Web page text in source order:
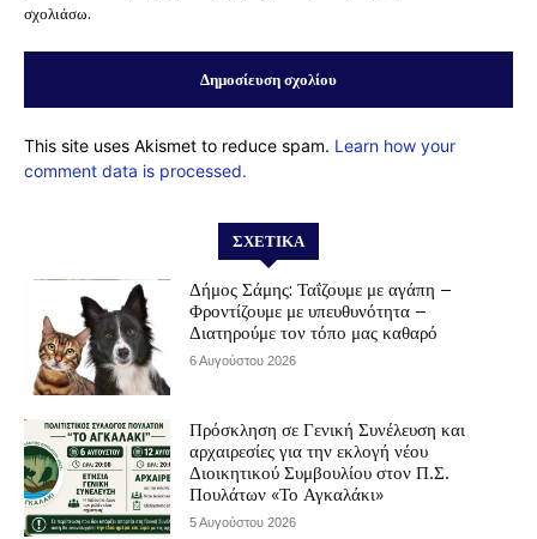
σχολιάσω.
This site uses Akismet to reduce spam. Learn how your
comment data is processed.
ΣΧΕΤΙΚΆ
Δήμος Σάμης: Ταΐζουμε με αγάπη –
Φροντίζουμε με υπευθυνότητα –
Διατηρούμε τον τόπο μας καθαρό
6 Αυγούστου 2026
Πρόσκληση σε Γενική Συνέλευση και
αρχαιρεσίες για την εκλογή νέου
Διοικητικού Συμβουλίου στον Π.Σ.
Πουλάτων «Το Αγκαλάκι»
5 Αυγούστου 2026